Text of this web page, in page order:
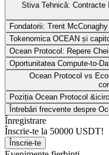
Stiva Tehnică:
Fondatorii: Trent
Tokenomica OCEAN și
Ocean Protocol: Repere
Oportunitatea Compute-to-
Ocean Protocol vs
Poziția Ocean Protocol
Întrebări frecvente despre
Înregistrare
Înscrie-te la 50000 USDT!
Înscrie-te